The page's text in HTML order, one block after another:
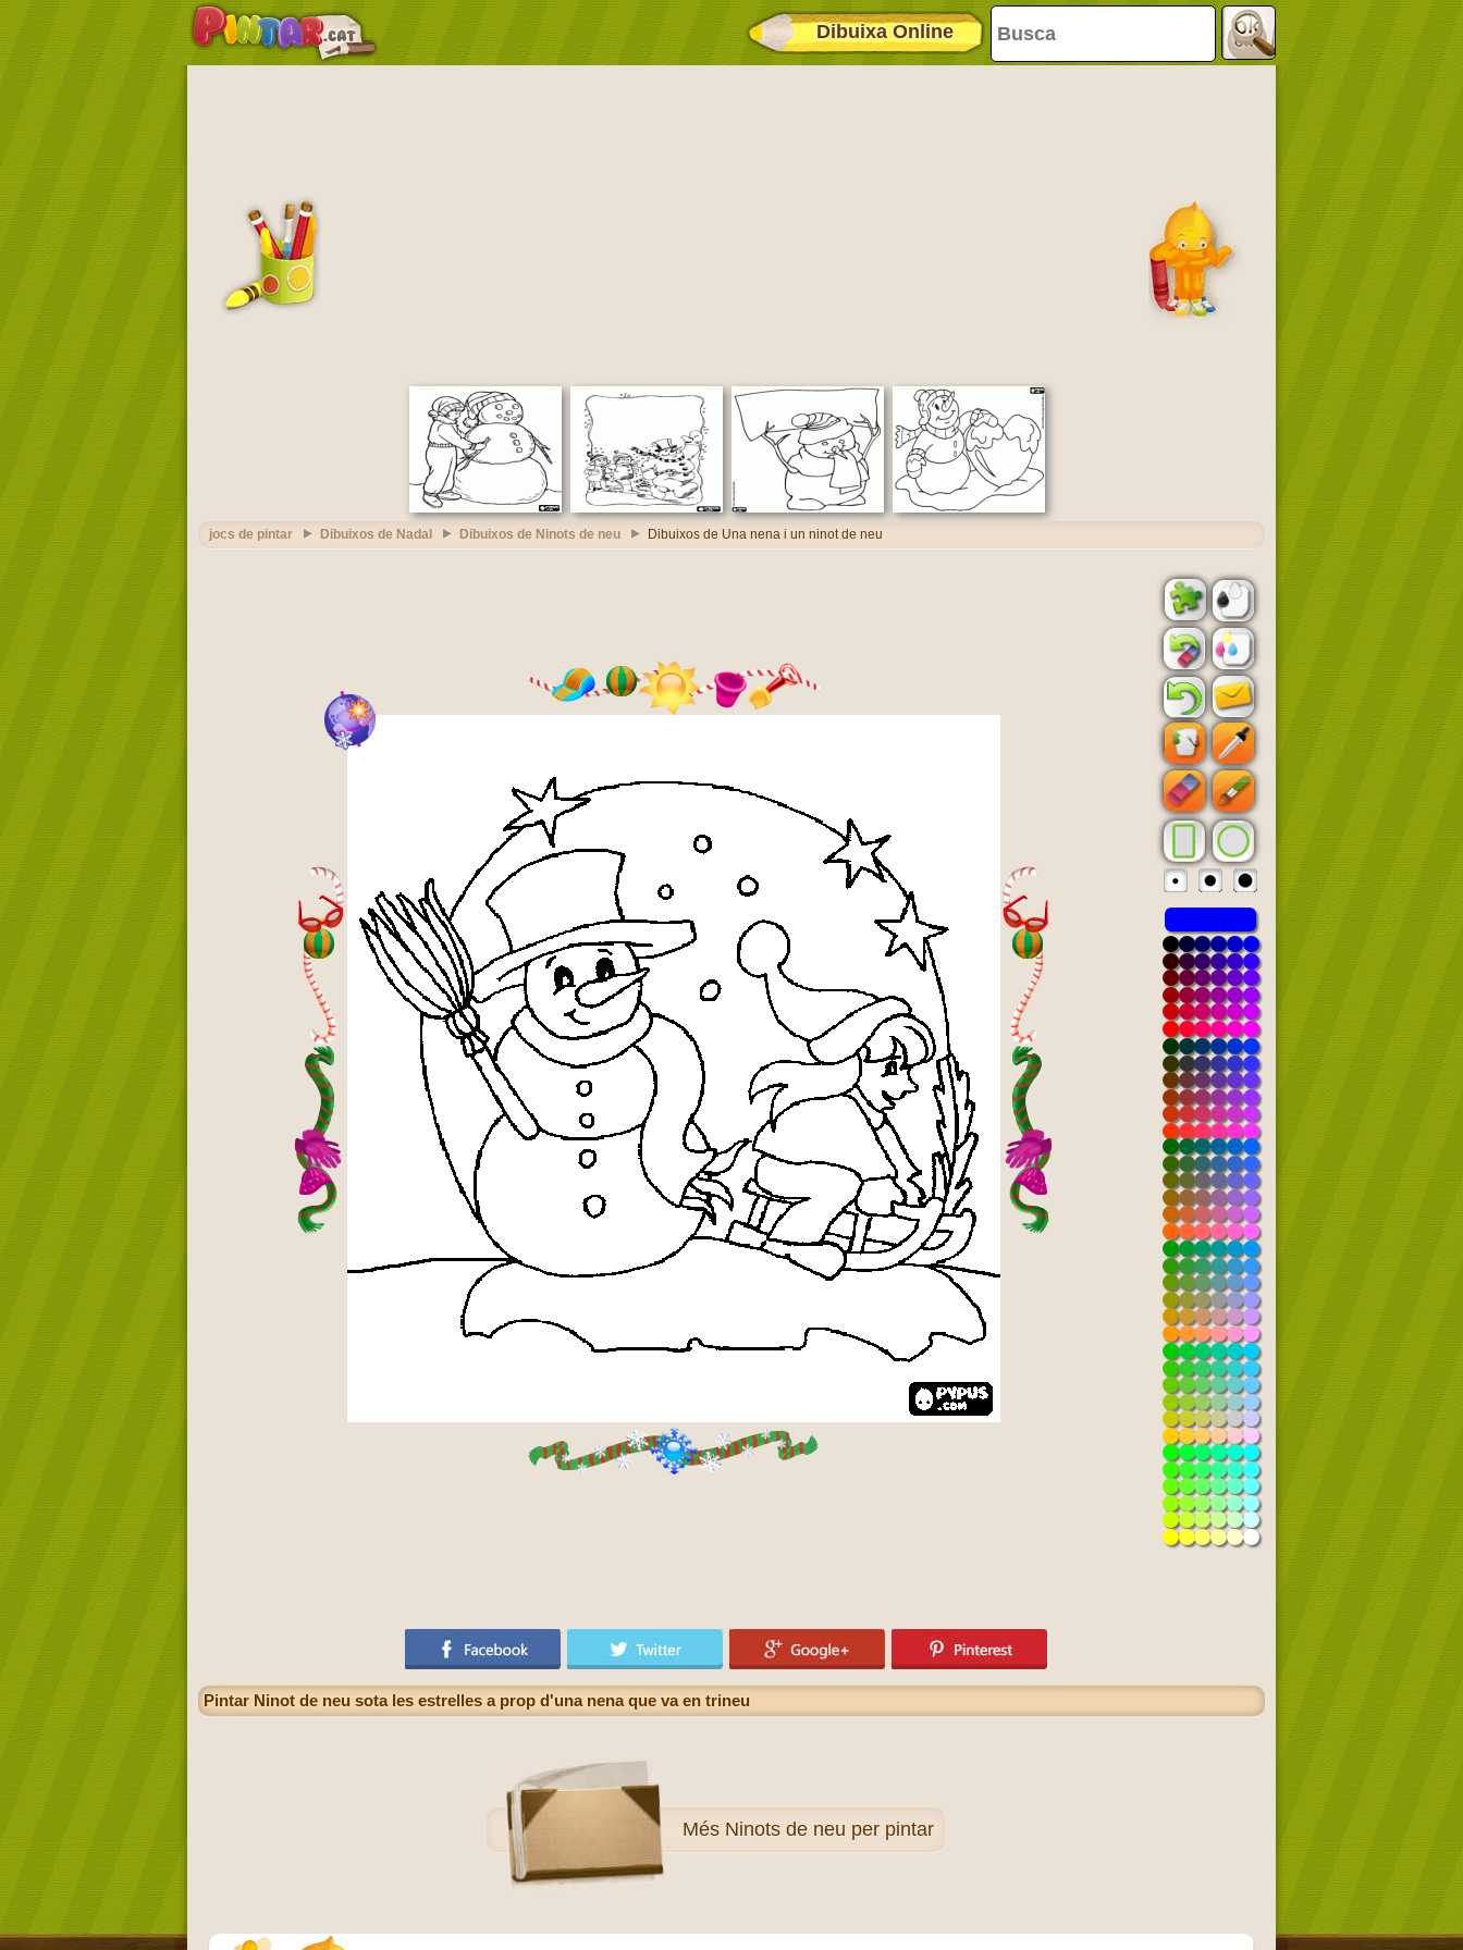
Dibuixa Online
jocs de pintar Dibuixos de Nadal Dibuixos de Ninots de neu Dibuixos de Una nena i un ninot de neu
Pintar Ninot de neu sota les estrelles a prop d'una nena que va en trineu
Més Ninots de neu per pintar